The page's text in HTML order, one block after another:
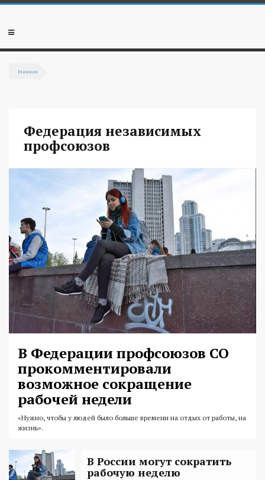
Перейти к основному содержанию
Мобильное
Главная
Федерация независимых
профсоюзов
В Федерации профсоюзов СО
прокомментировали
возможное сокращение
рабочей недели
«Нужно, чтобы у людей было больше времени на отдых от работы, на
жизнь».
В России могут сократить
рабочую неделю